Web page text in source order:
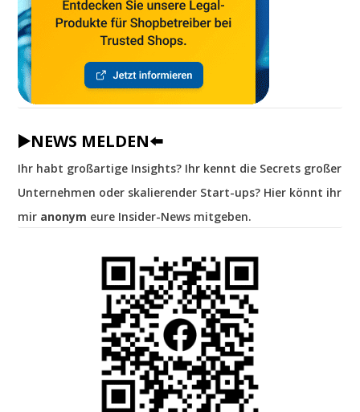
▶️NEWS MELDEN⬅️
Ihr habt großartige Insights? Ihr kennt die Secrets großer
Unternehmen oder skalierender Start-ups? Hier könnt ihr
mir anonym eure Insider-News mitgeben.